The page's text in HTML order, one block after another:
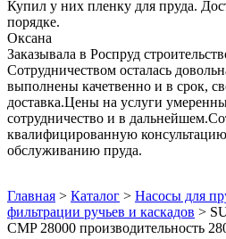
Купил у них пленку для пруда.
порядке.
Оксана
Заказывала в Роспруд
Сотрудничеством осталась
выполнены качетвенно и в срок,
доставка.Цены на услуги
сотрудничество и в
квалифицированную
обслуживанию пруда.
Главная > Каталог > Насосы для
фильтрации ручьев и каскадов >
CMP 28000 производительность